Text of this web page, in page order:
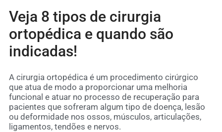
Veja 8 tipos de cirurgia
ortopédica e quando são
indicadas!
A cirurgia ortopédica é um procedimento cirúrgico
que atua de modo a proporcionar uma melhoria
funcional e atuar no processo de recuperação para
pacientes que sofreram algum tipo de doença, lesão
ou deformidade nos ossos, músculos, articulações,
ligamentos, tendões e nervos.